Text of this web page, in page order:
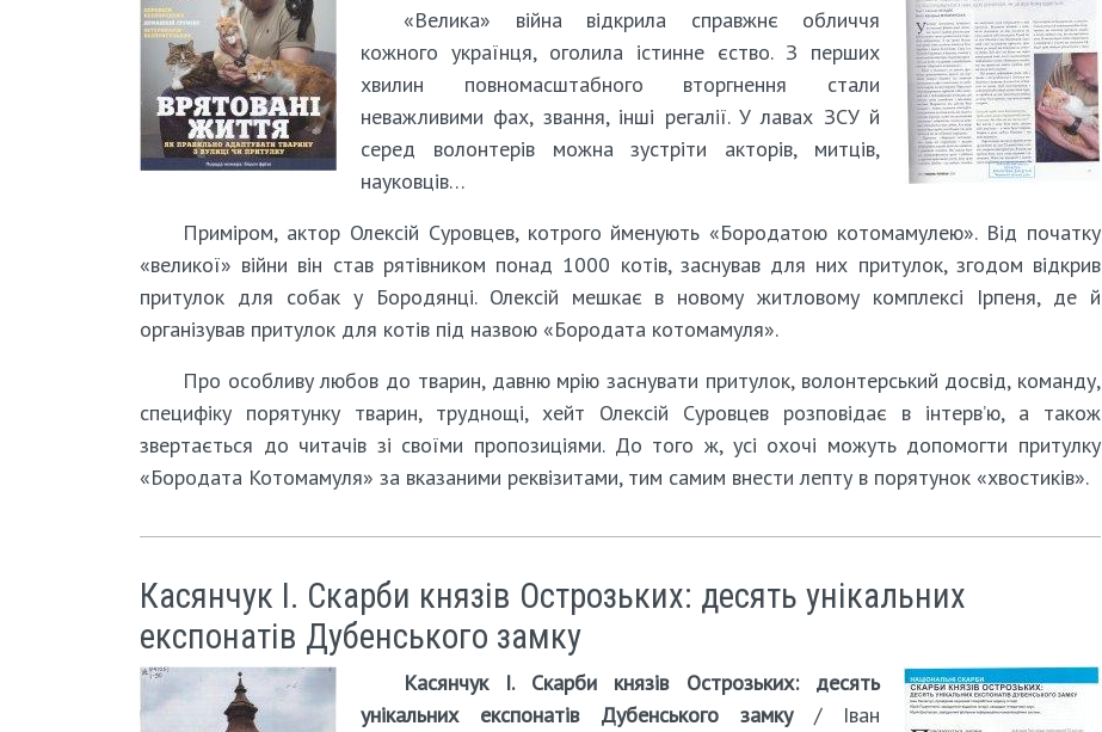
«Велика» війна відкрила справжнє обличчя
кожного українця, оголила істинне єство. З перших
хвилин повномасштабного вторгнення стали
неважливими фах, звання, інші регалії. У лавах ЗСУ й
серед волонтерів можна зустріти акторів, митців,
науковців…
Приміром, актор Олексій Суровцев, котрого йменують «Бородатою котомамулею». Від початку
«великої» війни він став рятівником понад 1000 котів, заснував для них притулок, згодом відкрив
притулок для собак у Бородянці. Олексій мешкає в новому житловому комплексі Ірпеня, де й
організував притулок для котів під назвою «Бородата котомамуля».
Про особливу любов до тварин, давню мрію заснувати притулок, волонтерський досвід, команду,
специфіку порятунку тварин, труднощі, хейт Олексій Суровцев розповідає в інтерв’ю, а також
звертається до читачів зі своїми пропозиціями. До того ж, усі охочі можуть допомогти притулку
«Бородата Котомамуля» за вказаними реквізитами, тим самим внести лепту в порятунок «хвостиків».
Касянчук І. Скарби князів Острозьких: десять унікальних
експонатів Дубенського замку
Касянчук І. Скарби князів Острозьких: десять
унікальних експонатів Дубенського замку/ Іван